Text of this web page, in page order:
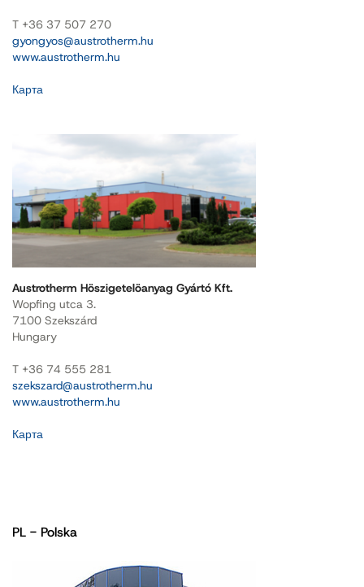
T +36 37 507 270
gyongyos@austrotherm.hu
www.austrotherm.hu
Карта
Austrotherm Höszigetelöanyag Gyártó Kft.
Wopfing utca 3.
7100 Szekszárd
Hungary
T +36 74 555 281
szekszard@austrotherm.hu
www.austrotherm.hu
Карта
PL - Polska